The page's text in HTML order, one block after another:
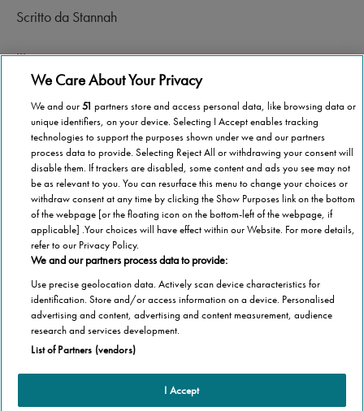
Scritto da Stannah
...
Continua a leggere >
Tutti gli articoli
Categorie
Cookie Policy
Altre informazioni
We Care About Your Privacy
We and our51 partners store and access personal data, like browsing data or
unique identifiers, on your device. Selecting I Accept enables tracking
technologies to support the purposes shown under we and our partners
process data to provide. Selecting Reject All or withdrawing your consent will
disable them. If trackers are disabled, some content and ads you see may not
be as relevant to you. You can resurface this menu to change your choices or
withdraw consent at any time by clicking the Show Purposes link on the bottom
of the webpage [or the floating icon on the bottom-left of the webpage, if
applicable] .Your choices will have effect within our Website. For more details,
refer to our Privacy Policy.
We and our partners process data to provide:
Use precise geolocation data. Actively scan device characteristics for
identification. Store and/or access information on a device. Personalised
advertising and content, advertising and content measurement, audience
research and services development.
List of Partners (vendors)
I Accept